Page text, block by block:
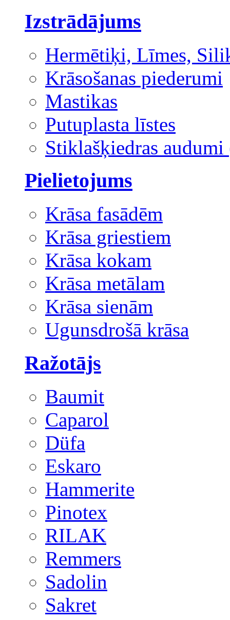
Izstrādājums
Hermētiķi, Līmes,
Krāsošanas piederumi
Mastikas
Putuplasta līstes
Stiklašķiedras audumi
Pielietojums
Krāsa fasādēm
Krāsa griestiem
Krāsa kokam
Krāsa metālam
Krāsa sienām
Ugunsdrošā krāsa
Ražotājs
Baumit
Caparol
Düfa
Eskaro
Hammerite
Pinotex
RILAK
Remmers
Sadolin
Sakret